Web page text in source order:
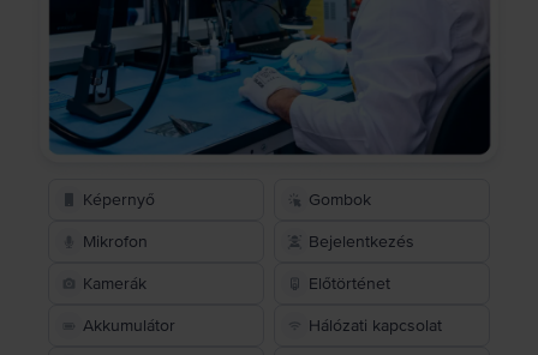
Képernyő Gombok
Mikrofon Bejelentkezés
Kamerák Előtörténet
Akkumulátor Hálózati kapcsolat